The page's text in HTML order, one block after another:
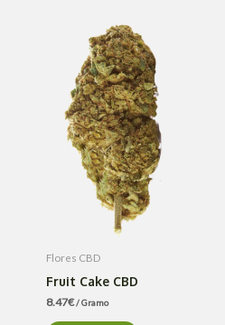
Flores CBD
Fruit Cake CBD
8.47€/ Gramo